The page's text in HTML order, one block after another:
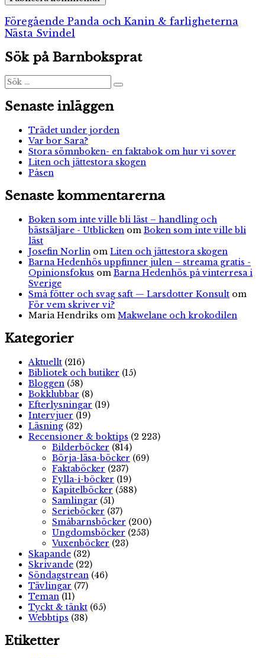
Inläggsnavigering
Föregående Föregående
inlägg:
Panda och Kanin & farligheterna
Nästa Nästa
Svindel
Sök på Barnboksprat
Sök
efter:
Sök
Senaste inläggen
Trädet under jorden
Var bor Sara?
Stora sömnboken- en faktabok om hur vi sover
Liten och jättestora skogen
Påsen
Senaste kommentarerna
Boken som inte ville bli läst – handling och
bästsäljare - Utblicken om Boken som inte ville bli
läst
Josefin Norlin om Liten och jättestora skogen
Barna Hedenhös uppfinner julen – streama gratis -
Opinionsfokus om Barna Hedenhös på vinterresa i
Sverige
Små fötter och svag saft — Larsdotter Konsult om
För vem skriver vi?
Maria Hendriks om Makwelane och krokodilen
Kategorier
Aktuellt (216)
Bibliotek och butiker (15)
Bloggen (58)
Bokklubbar (8)
Efterlysningar (19)
Intervjuer (19)
Läsning (32)
Recensioner & boktips (2 223)
Bilderböcker (814)
Börja-läsa-böcker (69)
Faktaböcker (237)
Fylla-i-böcker (19)
Kapitelböcker (588)
Samlingar (51)
Serieböcker (37)
Småbarnsböcker (200)
Ungdomsböcker (253)
Vuxenböcker (23)
Skapande (32)
Skrivande (22)
Söndagstrean (46)
Tävlingar (77)
Teman (11)
Tyckt & tänkt (65)
Webbtips (38)
Etiketter